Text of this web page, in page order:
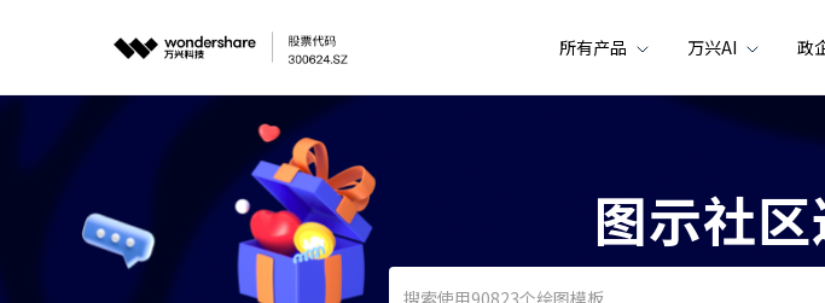
所有产品 万兴AI 政
图示社